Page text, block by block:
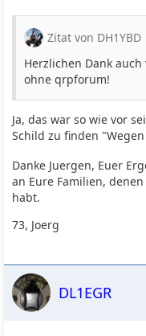
Zitat von DH1YBD
Herzlichen Dank
ohne qrpforum!
Ja, das war so wie vor
Schild zu finden
Danke Juergen, Euer
an Eure Familien,
habt.
73, Joerg
DL1EGR